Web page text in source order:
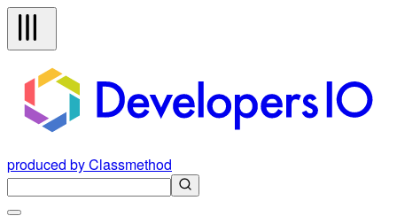
produced by Classmethod